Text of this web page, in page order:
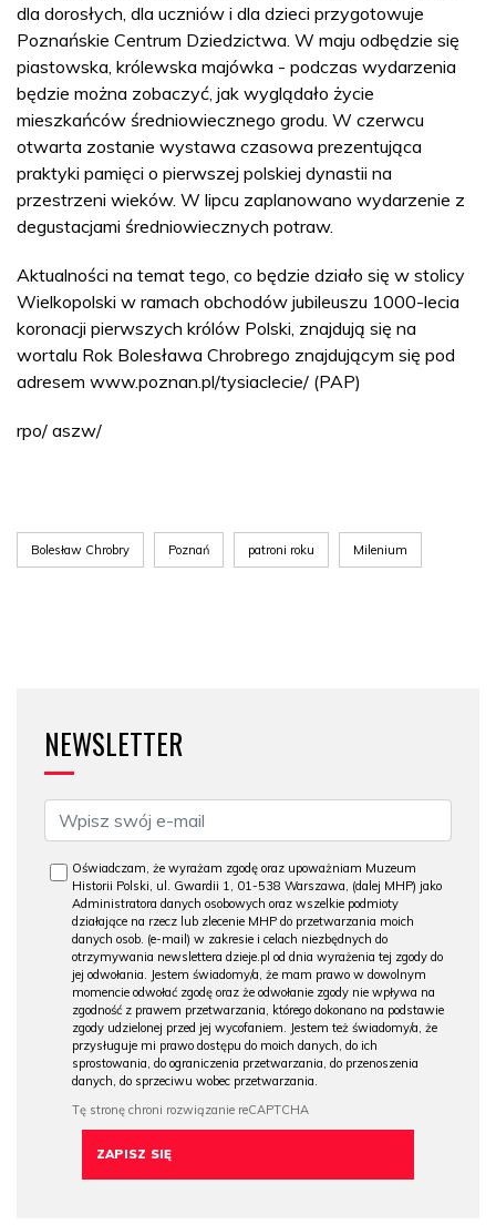
dla dorosłych, dla uczniów i dla dzieci przygotowuje
Poznańskie Centrum Dziedzictwa. W maju odbędzie się
piastowska, królewska majówka - podczas wydarzenia
będzie można zobaczyć, jak wyglądało życie
mieszkańców średniowiecznego grodu. W czerwcu
otwarta zostanie wystawa czasowa prezentująca
praktyki pamięci o pierwszej polskiej dynastii na
przestrzeni wieków. W lipcu zaplanowano wydarzenie z
degustacjami średniowiecznych potraw.
Aktualności na temat tego, co będzie działo się w stolicy
Wielkopolski w ramach obchodów jubileuszu 1000-lecia
koronacji pierwszych królów Polski, znajdują się na
wortalu Rok Bolesława Chrobrego znajdującym się pod
adresem www.poznan.pl/tysiaclecie/ (PAP)
rpo/ aszw/
Bolesław Chrobry Poznań patroni roku Milenium
NEWSLETTER
Oświadczam, że wyrażam zgodę oraz upoważniam Muzeum
Historii Polski, ul. Gwardii 1, 01-538 Warszawa, (dalej MHP) jako
Administratora danych osobowych oraz wszelkie podmioty
działające na rzecz lub zlecenie MHP do przetwarzania moich
danych osob. (e-mail) w zakresie i celach niezbędnych do
otrzymywania newslettera dzieje.pl od dnia wyrażenia tej zgody do
jej odwołania. Jestem świadomy/a, że mam prawo w dowolnym
momencie odwołać zgodę oraz że odwołanie zgody nie wpływa na
zgodność z prawem przetwarzania, którego dokonano na podstawie
zgody udzielonej przed jej wycofaniem. Jestem też świadomy/a, że
przysługuje mi prawo dostępu do moich danych, do ich
sprostowania, do ograniczenia przetwarzania, do przenoszenia
danych, do sprzeciwu wobec przetwarzania.